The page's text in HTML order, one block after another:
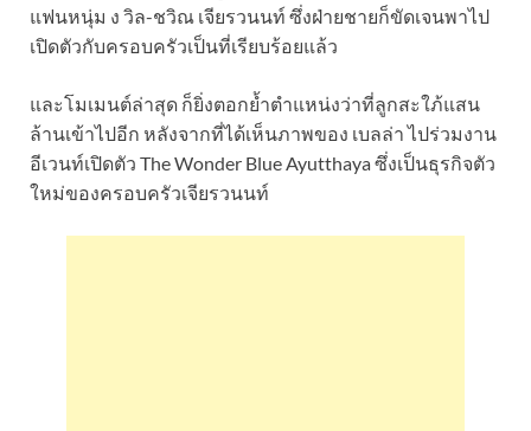
แฟนหนุ่ม ง วิล-ชวิณ เจียรวนนท์ ซึ่งฝ่ายชายก็ขัดเจนพาไป
เปิดตัวกับครอบครัวเป็นที่เรียบร้อยแล้ว
และโมเมนต์ล่าสุด ก็ยิ่งตอกย้ำตำแหน่งว่าที่ลูกสะใภ้แสน
ล้านเข้าไปอีก หลังจากที่ได้เห็นภาพของ เบลล่า ไปร่วมงาน
อีเวนท์เปิดตัว The Wonder Blue Ayutthaya ซึ่งเป็นธุรกิจตัว
ใหม่ของครอบครัวเจียรวนนท์